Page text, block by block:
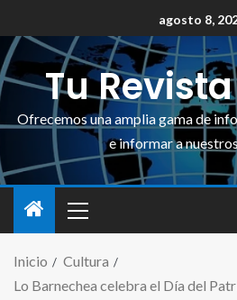
agosto 8,
Tu
Ofrecemos una amplia gama de
e informar a
Inicio
Cultura
Lo Barnechea celebra el Día del